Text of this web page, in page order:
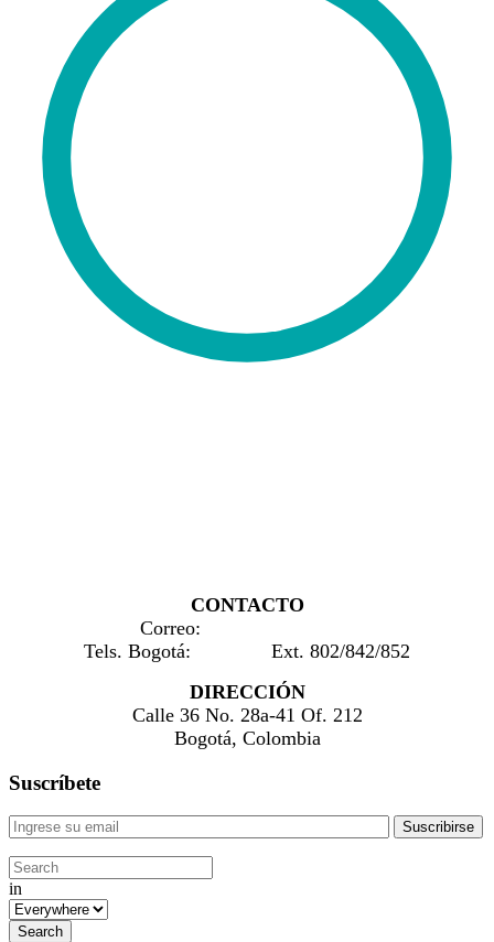
CONTACTO
Correo:
Tels. Bogotá:
Ext. 802/842/852
DIRECCIÓN
Calle 36 No. 28a-41 Of. 212
Bogotá, Colombia
Suscríbete
in